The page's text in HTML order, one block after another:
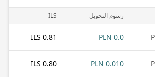
رسوم التحويل ILS
0.0 PLN
0.81 ILS
0.010 PLN
0.80 ILS